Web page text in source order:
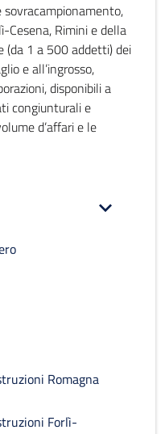
Cesena, Rimini e della
(da 1 a 500 addetti) dei
e all’ingrosso,
disponibili a
congiunturali e
d’affari e le
Romagna
Forlì-